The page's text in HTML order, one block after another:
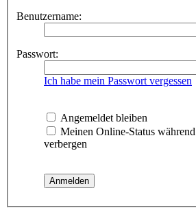
Benutzername:
Passwort:
Ich habe mein Passwort vergessen
Angemeldet bleiben
Meinen Online-Status
verbergen